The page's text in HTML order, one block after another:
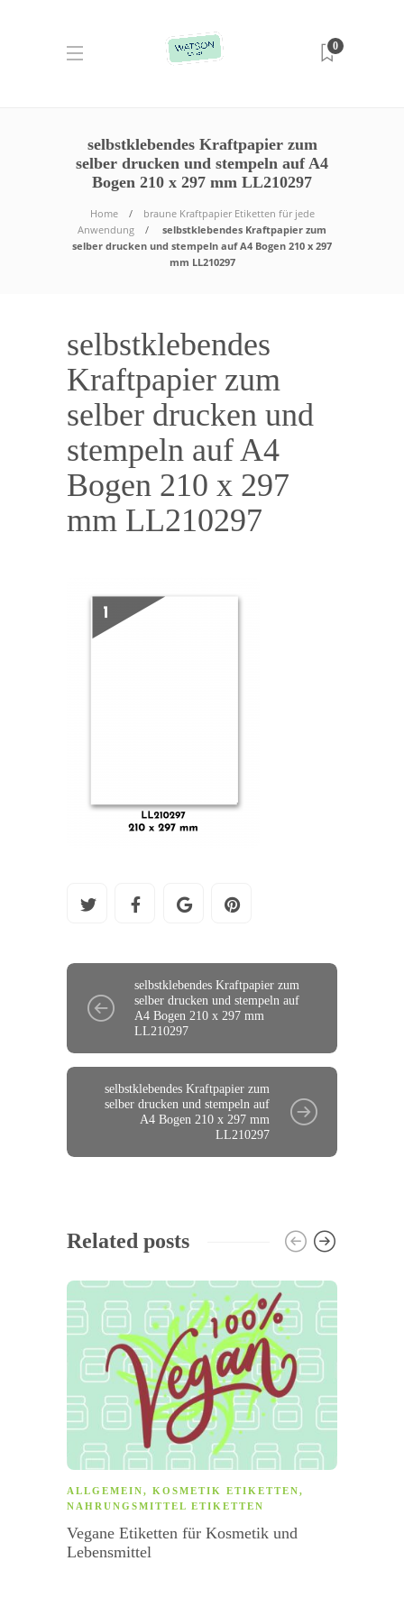
0
selbstklebendes Kraftpapier zum
selber drucken und stempeln auf A4
Bogen 210 x 297 mm LL210297
Home
braune Kraftpapier Etiketten für jede
Anwendung
selbstklebendes Kraftpapier zum
selber drucken und stempeln auf A4 Bogen 210 x 297
mm LL210297
selbstklebendes
Kraftpapier zum
selber drucken und
stempeln auf A4
Bogen 210 x 297
mm LL210297
selbstklebendes Kraftpapier zum
selber drucken und stempeln auf
A4 Bogen 210 x 297 mm
LL210297
selbstklebendes Kraftpapier zum
selber drucken und stempeln auf
A4 Bogen 210 x 297 mm
LL210297
Related posts
ALLGEMEIN, KOSMETIK ETIKETTEN,
NAHRUNGSMITTEL ETIKETTEN
Vegane Etiketten für Kosmetik und
Lebensmittel